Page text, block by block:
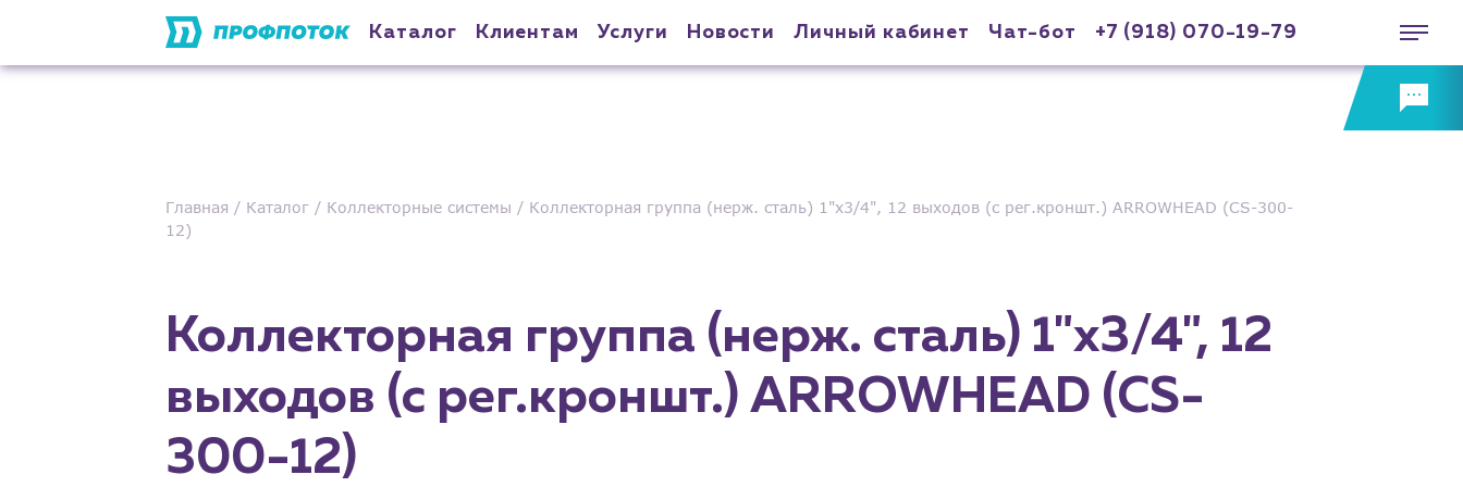
Каталог Клиентам Услуги Новости Личный кабинет Чат-бот +7 (918) 070-19-79
Главная Каталог Коллекторные системы
Коллекторная группа (нерж. сталь) 1"х3/4", 12 выходов (с рег.кроншт.) ARROWHEAD (CS-300-
12)
Коллекторная группа (нерж. сталь) 1"х3/4", 12
выходов (с рег.кроншт.) ARROWHEAD (CS-
300-12)